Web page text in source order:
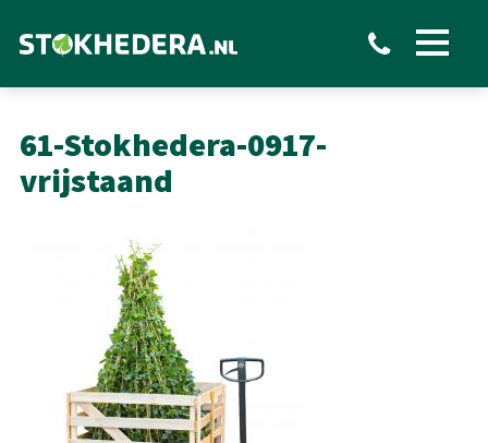
Toon
menu
61-Stokhedera-0917-
vrijstaand